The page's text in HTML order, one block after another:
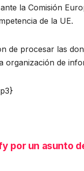
la Comisión
de la UE.
de procesar las
organización de
por un asunto